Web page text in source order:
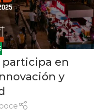
participa en
y